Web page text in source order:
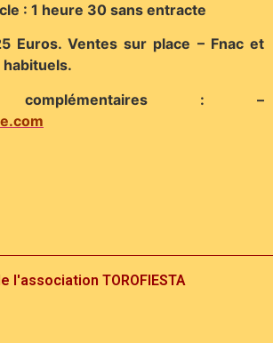
: 1 heure 30 sans entracte
Euros. Ventes sur place – Fnac et
complémentaires : –
l'association TOROFIESTA